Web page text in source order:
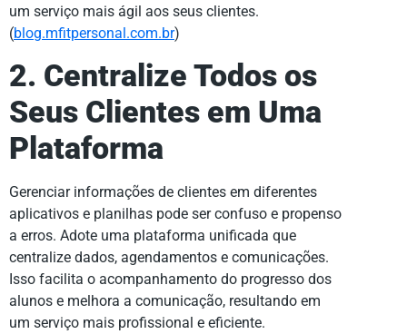
um serviço mais ágil aos seus clientes.
(blog.mfitpersonal.com.br)
2. Centralize Todos os
Seus Clientes em Uma
Plataforma
Gerenciar informações de clientes em diferentes
aplicativos e planilhas pode ser confuso e propenso
a erros. Adote uma plataforma unificada que
centralize dados, agendamentos e comunicações.
Isso facilita o acompanhamento do progresso dos
alunos e melhora a comunicação, resultando em
um serviço mais profissional e eficiente.